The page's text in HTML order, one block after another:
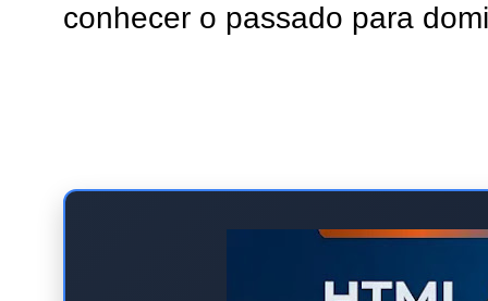
conhecer o passado para